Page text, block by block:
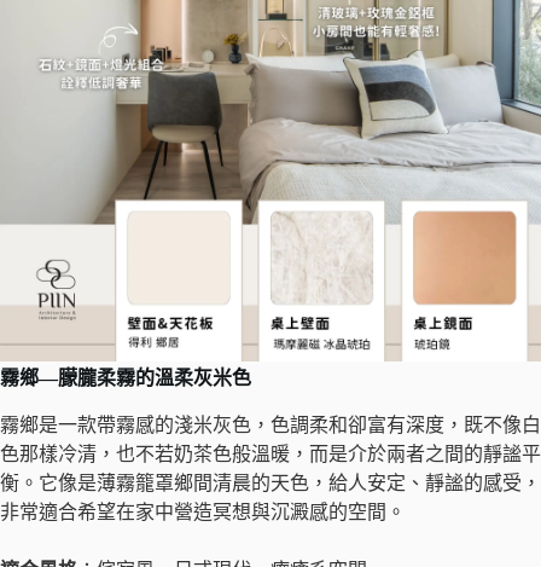
霧鄉—朦朧柔霧的溫柔灰米色
霧鄉是一款帶霧感的淺米灰色，色調柔和卻富有深度，既不像白
色那樣冷清，也不若奶茶色般溫暖，而是介於兩者之間的靜謐平
衡。它像是薄霧籠罩鄉間清晨的天色，給人安定、靜謐的感受，
非常適合希望在家中營造冥想與沉澱感的空間。